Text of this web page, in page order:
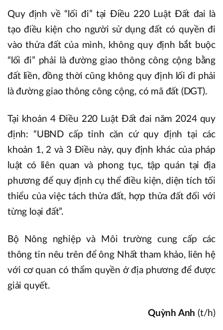
Quy định về “lối đi” tại Điều 220 Luật Đất đai là
tạo điều kiện cho người sử dụng đất có quyền đi
vào thửa đất của mình, không quy định bắt buộc
“lối đi” phải là đường giao thông công cộng bằng
đất liền, đồng thời cũng không quy định lối đi phải
là đường giao thông công cộng, có mã đất (DGT).
Tại khoản 4 Điều 220 Luật Đất đai năm 2024 quy
định: “UBND cấp tỉnh căn cứ quy định tại các
khoản 1, 2 và 3 Điều này, quy định khác của pháp
luật có liên quan và phong tục, tập quán tại địa
phương để quy định cụ thể điều kiện, diện tích tối
thiểu của việc tách thửa đất, hợp thửa đất đối với
từng loại đất”.
Bộ Nông nghiệp và Môi trường cung cấp các
thông tin nêu trên để ông Nhất tham khảo, liên hệ
với cơ quan có thẩm quyền ở địa phương để được
giải quyết.
Quỳnh Anh (t/h)